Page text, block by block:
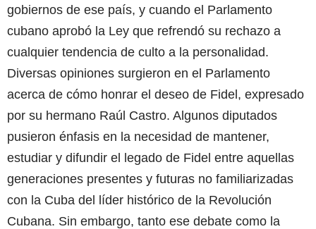
gobiernos de ese país, y cuando el Parlamento
cubano aprobó la Ley que refrendó su rechazo a
cualquier tendencia de culto a la personalidad.
Diversas opiniones surgieron en el Parlamento
acerca de cómo honrar el deseo de Fidel, expresado
por su hermano Raúl Castro. Algunos diputados
pusieron énfasis en la necesidad de mantener,
estudiar y difundir el legado de Fidel entre aquellas
generaciones presentes y futuras no familiarizadas
con la Cuba del líder histórico de la Revolución
Cubana. Sin embargo, tanto ese debate como la